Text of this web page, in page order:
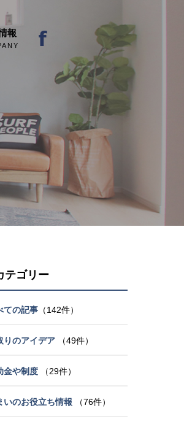
報
テゴリー
ての記事 （142件）
りのアイデア （49件）
金や制度 （29件）
いのお役立ち情報 （76件）